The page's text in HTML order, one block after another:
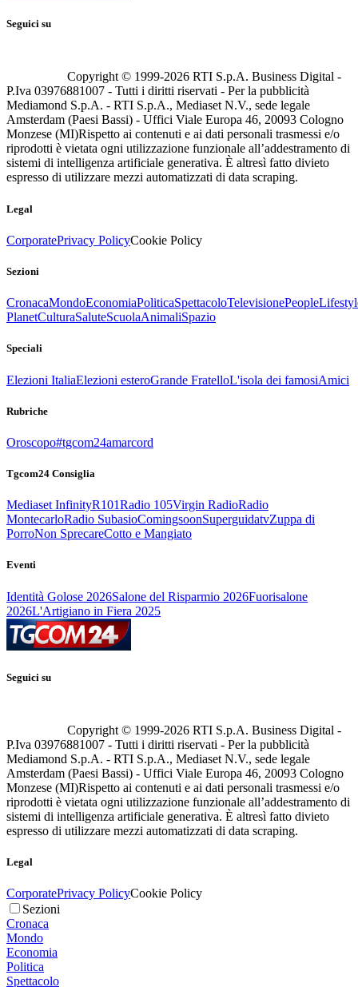
Seguici su
Copyright © 1999-2026 RTI S.p.A. Business Digital -
P.Iva 03976881007 - Tutti i diritti riservati - Per la pubblicità
Mediamond S.p.A. - RTI S.p.A., Mediaset N.V., sede legale
Amsterdam (Paesi Bassi) - Uffici Viale Europa 46, 20093 Cologno
Monzese (MI)Rispetto ai contenuti e ai dati personali trasmessi e/o
riprodotti è vietata ogni utilizzazione funzionale all’addestramento di
sistemi di intelligenza artificiale generativa. È altresì fatto divieto
espresso di utilizzare mezzi automatizzati di data scraping.
Legal
CorporatePrivacy PolicyCookie Policy
Sezioni
CronacaMondoEconomiaPoliticaSpettacoloTelevisionePeople
PlanetCulturaSaluteScuolaAnimaliSpazio
Speciali
Elezioni ItaliaElezioni esteroGrande FratelloL'isola dei famosiAmici
Rubriche
Oroscopo#tgcom24amarcord
Tgcom24 Consiglia
Mediaset InfinityR101Radio 105Virgin RadioRadio
MontecarloRadio SubasioComingsoonSuperguidatvZuppa di
PorroNon SprecareCotto e Mangiato
Eventi
Identità Golose 2026Salone del Risparmio 2026Fuorisalone
2026L'Artigiano in Fiera 2025
Seguici su
Copyright © 1999-2026 RTI S.p.A. Business Digital -
P.Iva 03976881007 - Tutti i diritti riservati - Per la pubblicità
Mediamond S.p.A. - RTI S.p.A., Mediaset N.V., sede legale
Amsterdam (Paesi Bassi) - Uffici Viale Europa 46, 20093 Cologno
Monzese (MI)Rispetto ai contenuti e ai dati personali trasmessi e/o
riprodotti è vietata ogni utilizzazione funzionale all’addestramento di
sistemi di intelligenza artificiale generativa. È altresì fatto divieto
espresso di utilizzare mezzi automatizzati di data scraping.
Legal
CorporatePrivacy PolicyCookie Policy
Sezioni
Cronaca
Mondo
Economia
Politica
Spettacolo